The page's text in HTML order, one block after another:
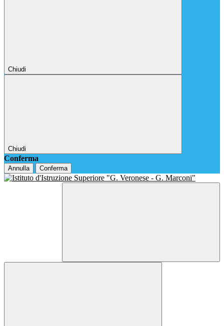
Chiudi
Chiudi
Conferma
Annulla Conferma